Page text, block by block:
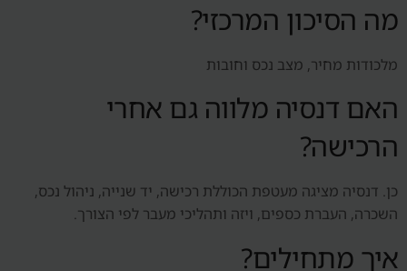
מה הסיכון המרכזי?
מלכודות מחיר, מצב נכס וחובות
האם דנסיה מלווה גם אחרי
הרכישה?
כן. דנסיה מציגה מעטפת הכוללת רכישה, יד שנייה, ניהול נכס,
השכרה, העברת כספים, ויזה ותהליכי מעבר לפי הצורך.
איך מתחילים?